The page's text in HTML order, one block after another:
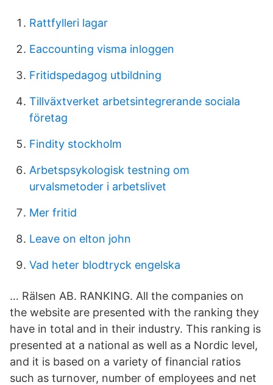
Rattfylleri lagar
Eaccounting visma inloggen
Fritidspedagog utbildning
Tillväxtverket arbetsintegrerande sociala
företag
Findity stockholm
Arbetspsykologisk testning om
urvalsmetoder i arbetslivet
Mer fritid
Leave on elton john
Vad heter blodtryck engelska
… Rälsen AB. RANKING. All the companies on
the website are presented with the ranking they
have in total and in their industry. This ranking is
presented at a national as well as a Nordic level,
and it is based on a variety of financial ratios
such as turnover, number of employees and net